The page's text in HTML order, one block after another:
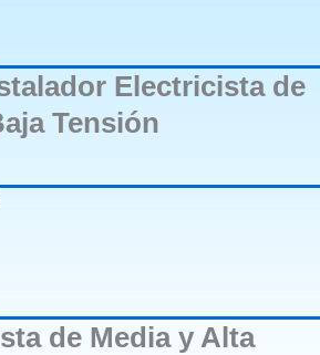
Electricista de
Tensión
de Media y Alta